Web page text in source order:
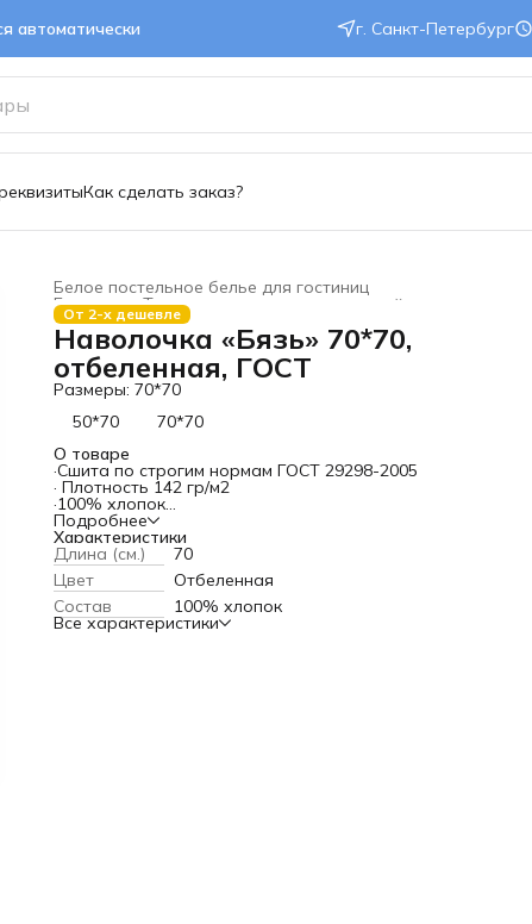
автоматически г. Санкт-Петербург
Как сделать заказ?
Белое постельное белье для гостиниц
Текстиль для гостиниц и отелей
Главная ›
От 2-х дешевле
Наволочка «Бязь» 70*70,
отбеленная, ГОСТ
Размеры: 70*70
50*70
70*70
О товаре
·Сшита по строгим нормам ГОСТ 29298-2005
· Плотность 142 гр/м2
·100% хлопок
·Цветовая гамма белая (однотонная)
·Не вызывает аллергии
Подробнее
Характеристики
Длина (см.)
70
Цвет
Отбеленная
Состав
100% хлопок
Все характеристики